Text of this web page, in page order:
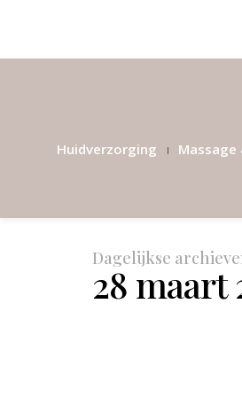
Huidverzorging Massage
Dagelijkse
28 maart